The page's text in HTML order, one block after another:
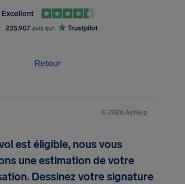
est éligible, nous vous
une estimation de votre
Dessinez votre signature